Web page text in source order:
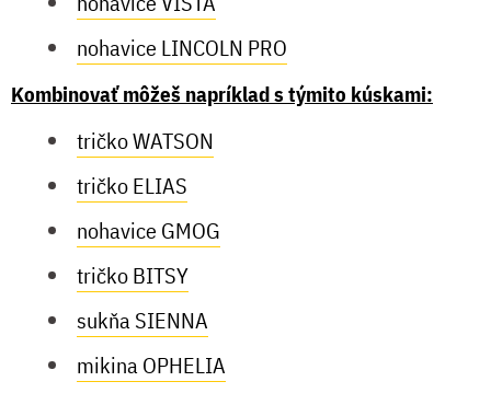
nohavice LINCOLN PRO
Kombinovať môžeš napríklad s týmito kúskami:
tričko WATSON
tričko ELIAS
nohavice GMOG
tričko BITSY
sukňa SIENNA
mikina OPHELIA